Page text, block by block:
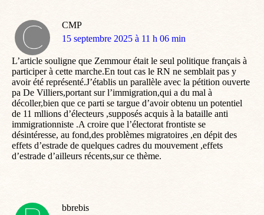
CMP
dit
15 septembre 2025 à 11 h 06 min
L’article souligne que Zemmour était le seul politique français à
participer à cette marche.En tout cas le RN ne semblait pas y
avoir été représenté.J’établis un parallèle avec la pétition ouverte
pa De Villiers,portant sur l’immigration,qui a du mal à
décoller,bien que ce parti se targue d’avoir obtenu un potentiel
de 11 mllions d’électeurs ,supposés acquis à la bataille anti
immigrationniste .A croire que l’électorat frontiste se
désintéresse, au fond,des problèmes migratoires ,en dépit des
effets d’estrade de quelques cadres du mouvement ,effets
d’estrade d’ailleurs récents,sur ce thème.
bbrebis